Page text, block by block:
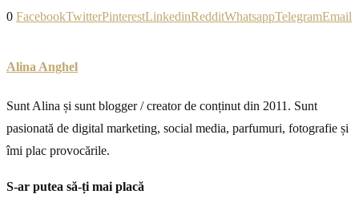
0 FacebookTwitterPinterestLinkedinRedditWhatsappTelegramEmail
Alina Anghel
Sunt Alina și sunt blogger / creator de conținut din 2011. Sunt
pasionată de digital marketing, social media, parfumuri, fotografie și
îmi plac provocările.
S-ar putea să-ți mai placă